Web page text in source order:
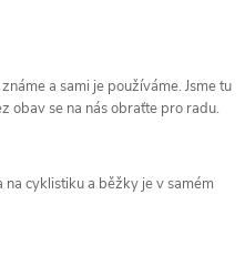
a sami je používáme. Jsme tu
obav se na nás obraťte pro radu.
cyklistiku a běžky je v samém